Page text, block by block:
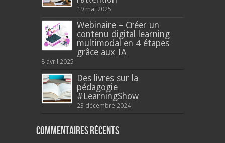
19 mai 2025
Webinaire – Créer un
contenu digital learning
multimodal en 4 étapes
grâce aux IA
8 avril 2025
Des livres sur la
pédagogie
#LearningShow
23 décembre 2024
Commentaires récents